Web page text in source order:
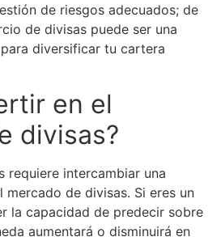
de riesgos adecuados; de
de divisas puede ser una
diversificar tu cartera
en el
divisas?
requiere intercambiar una
de divisas. Si eres un
la capacidad de predecir sobre
aumentará o disminuirá en